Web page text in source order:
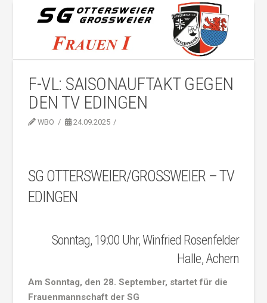
t
i
n
F-VL: SAISONAUFTAKT GEGEN
DEN TV EDINGEN
WBO 24.09.2025
SG OTTERSWEIER/GROSSWEIER – TV E
DINGEN
Sonntag, 19:00 Uhr, Winfried Rosenfelder
Halle, Achern
Am Sonntag, den 28. September, startet für die
Frauenmannschaft der SG